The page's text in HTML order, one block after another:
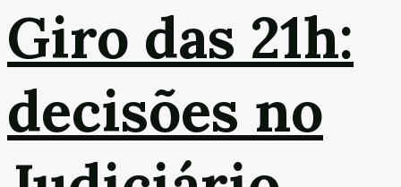
Giro das 21h:
decisões no